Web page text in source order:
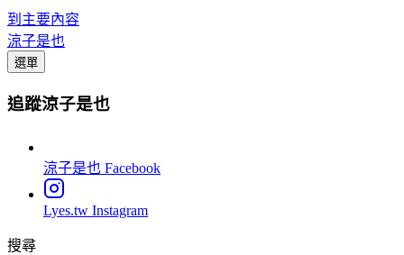
到主要內容
涼子是也
選單
追蹤涼子是也
涼子是也 Facebook
Lyes.tw Instagram
搜尋